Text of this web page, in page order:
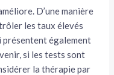
D’une manière
les taux élevés
présentent également
si les tests sont
la thérapie par